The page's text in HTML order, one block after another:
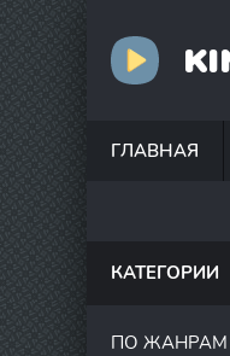
ГЛАВНАЯ
КАТЕГОРИИ
ПО ЖАНРАМ